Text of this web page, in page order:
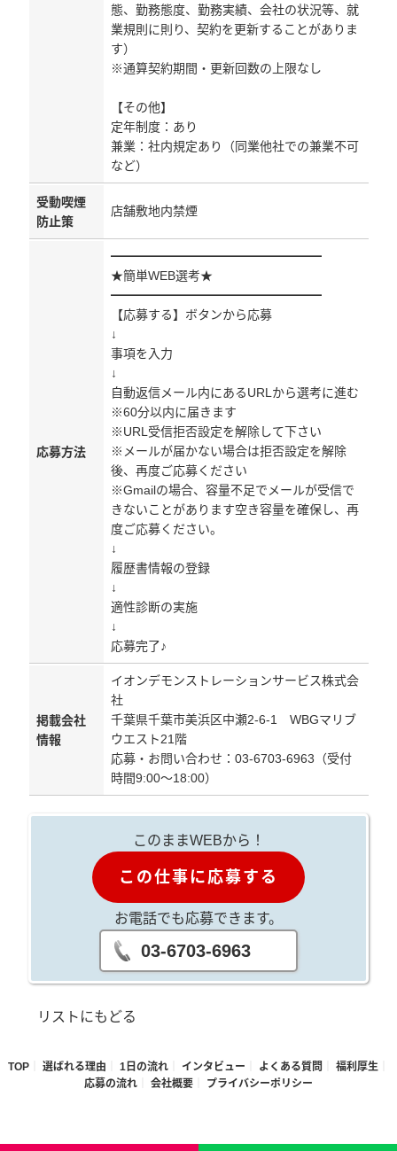
態、勤務態度、勤務実績、会社の状況等、就
業規則に則り、契約を更新することがありま
す）
※通算契約期間・更新回数の上限なし
【その他】
定年制度：あり
兼業：社内規定あり（同業他社での兼業不可
など）
受動喫煙
防止策
店舗敷地内禁煙
応募方法
━━━━━━━━━━━━━━━━━
★簡単WEB選考★
━━━━━━━━━━━━━━━━━
【応募する】ボタンから応募
↓
事項を入力
↓
自動返信メール内にあるURLから選考に進む
※60分以内に届きます
※URL受信拒否設定を解除して下さい
※メールが届かない場合は拒否設定を解除
後、再度ご応募ください
※Gmailの場合、容量不足でメールが受信で
きないことがあります空き容量を確保し、再
度ご応募ください。
↓
履歴書情報の登録
↓
適性診断の実施
↓
応募完了♪
掲載会社
情報
イオンデモンストレーションサービス株式会
社
千葉県千葉市美浜区中瀬2-6-1 WBGマリブ
ウエスト21階
応募・お問い合わせ：03-6703-6963（受付
時間9:00～18:00）
このままWEBから！
この仕事に応募する
お電話でも応募できます。
03-6703-6963
リストにもどる
TOP 選ばれる理由 1日の流れ インタビュー よくある質問
福利厚生
応募の流れ
会社概要 プライバシーポリシー